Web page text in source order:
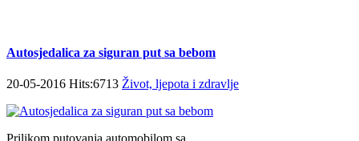
Autosjedalica za siguran put sa bebom
20-05-2016 Hits:6713 Život, ljepota i zdravlje
Prilikom putovanja automobilom sa